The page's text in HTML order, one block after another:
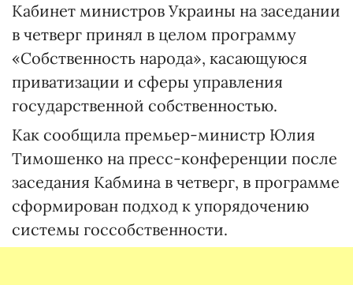
Кабинет министров Украины на заседании
в четверг принял в целом программу
«Собственность народа», касающуюся
приватизации и сферы управления
государственной собственностью.
Как сообщила премьер-министр Юлия
Тимошенко на пресс-конференции после
заседания Кабмина в четверг, в программе
сформирован подход к упорядочению
системы госсобственности.